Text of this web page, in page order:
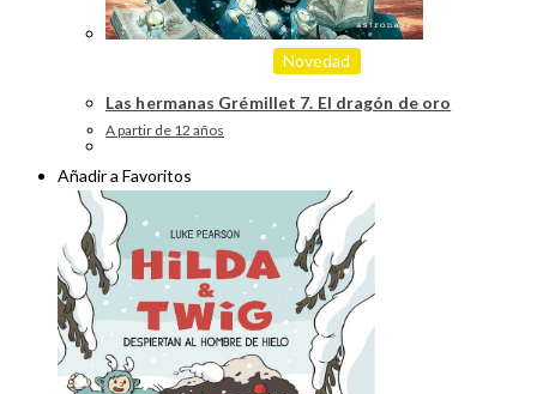
Novedad
Las hermanas Grémillet 7. El dragón de oro
A partir de 12 años
Añadir a Favoritos